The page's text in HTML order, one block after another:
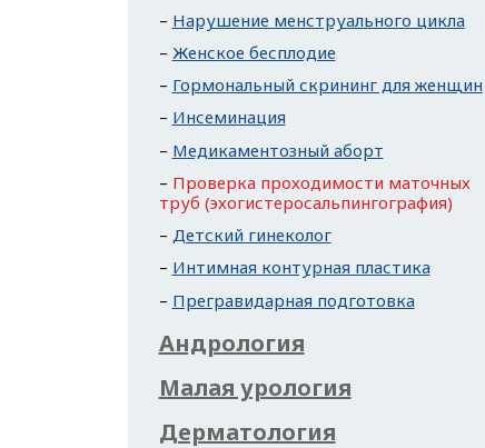
Нарушение менструального цикла
Женское бесплодие
Гормональный скрининг для женщин
Инсеминация
Медикаментозный аборт
Проверка проходимости маточных
труб (эхогистеросальпингография)
Детский гинеколог
Интимная контурная пластика
Прегравидарная подготовка
Андрология
Малая урология
Дерматология